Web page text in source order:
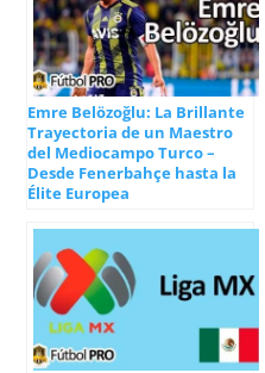
Emre Belözoğlu: La Brillante
Trayectoria de un Maestro
del Mediocampo Turco –
Desde Fenerbahçe hasta la
Élite Europea